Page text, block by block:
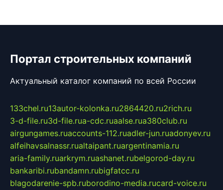
Портал строительных компаний
Актуальный каталог компаний по всей России
133chel.ru13autor-kolonka.ru2864420.ru2rich.ru
3-d-file.ru3d-file.rua-cdc.ruaalse.rua380club.ru
airgungames.ruaccounts-112.ruadler-jun.ruadonyev.ru
alfeihavsalnassr.rualtaipant.ruargentinamia.ru
aria-family.ruarkrym.ruashanet.rubelgorod-day.ru
bankaribi.rubandamn.rubigfatcc.ru
blagodarenie-spb.ruborodino-media.rucard-voice.ru